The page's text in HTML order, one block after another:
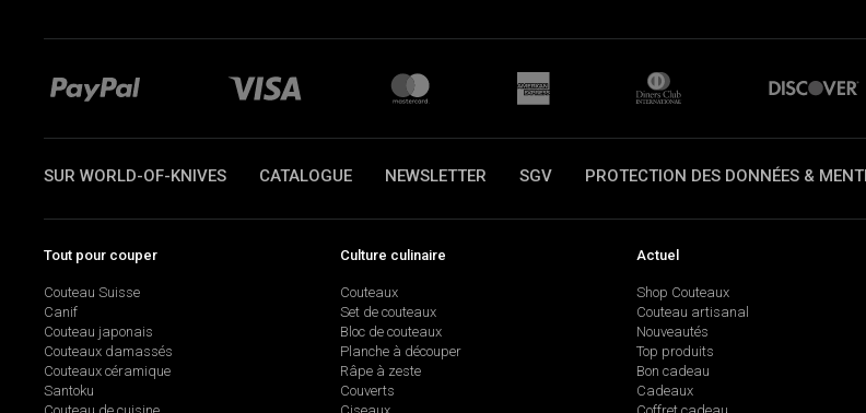
SUR WORLD-OF-KNIVES CATALOGUE NEWSLETTER SGV PROTECTION DES DONNÉES &
Tout pour couper
Couteau Suisse
Canif
Couteau japonais
Couteaux damassés
Couteaux céramique
Santoku
Culture culinaire
Couteaux
Set de couteaux
Bloc de couteaux
Planche à découper
Râpe à zeste
Couverts
Actuel
Shop Couteaux
Couteau artisanal
Nouveautés
Top produits
Bon cadeau
Cadeaux